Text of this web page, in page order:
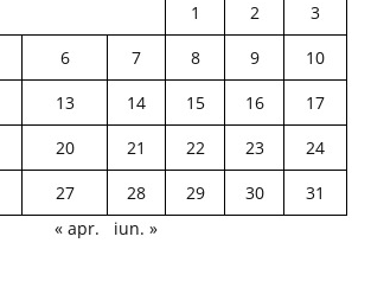
1 2
3
6 7 8 9
10
13 14 15 16
17
20 21 22 23
24
27 28 29 30
31
« apr.
iun. »